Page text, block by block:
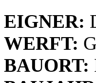
EIGNER:
WERFT:
BAUORT: